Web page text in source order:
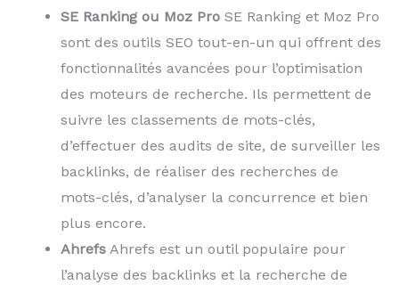
SE Ranking ou Moz Pro SE Ranking et Moz Pro
sont des outils SEO tout-en-un qui offrent des
fonctionnalités avancées pour l’optimisation
des moteurs de recherche. Ils permettent de
suivre les classements de mots-clés,
d’effectuer des audits de site, de surveiller les
backlinks, de réaliser des recherches de
mots-clés, d’analyser la concurrence et bien
plus encore.
Ahrefs Ahrefs est un outil populaire pour
l’analyse des backlinks et la recherche de